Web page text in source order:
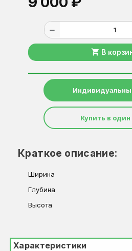
remove
shopping_cart В
Купить в один
Краткое описание:
Ширина
Глубина
Высота
Характеристики